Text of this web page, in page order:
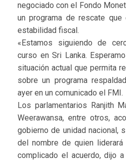
negociado con el Fondo
un programa de rescate
estabilidad fiscal.
«Estamos siguiendo de
curso en Sri Lanka.
situación actual que permita
sobre un programa
ayer en un comunicado el FMI.
Los parlamentarios Ranjith
Weerawansa, entre otros,
gobierno de unidad nacional,
del nombre de quien
complicado el acuerdo, dijo